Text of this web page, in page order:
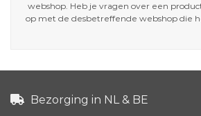
webshop. Heb je vragen over een
op met de desbetreffende webshop die
Bezorging in NL & BE